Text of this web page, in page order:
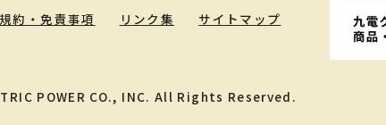
規約・免責事項 リンク集 サイトマップ
POWER CO., INC. All Rights Reserved.